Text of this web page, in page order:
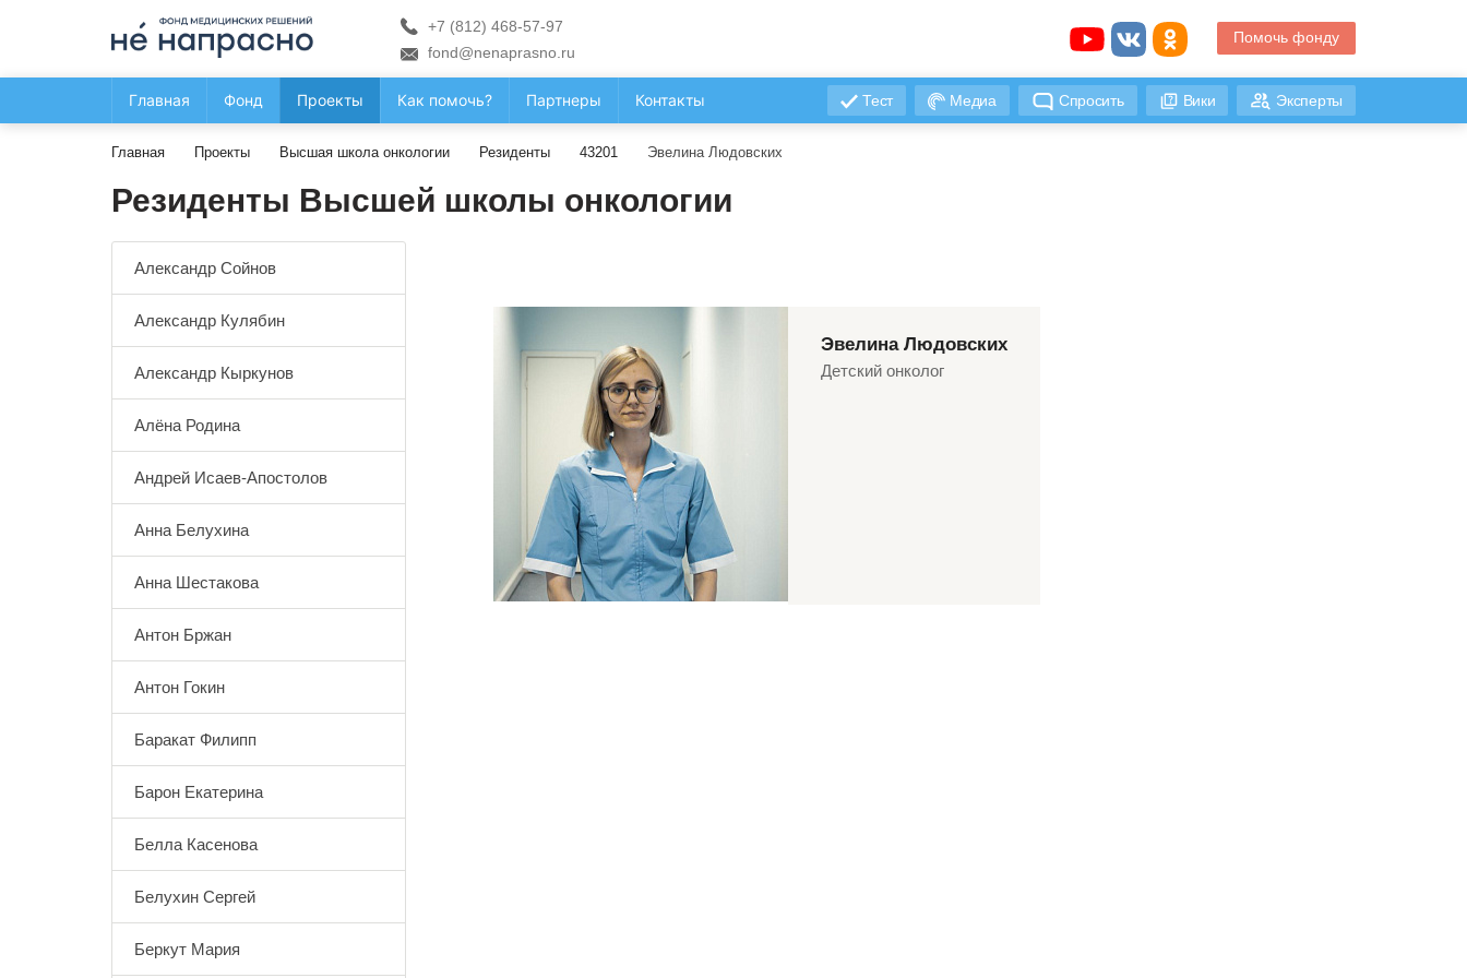
+7 (812) 468-57-97
fond@nenaprasno.ru
Помочь фонду
Главная Фонд Проекты Как помочь? Партнеры Контакты Тест Медиа Спросить Вики Эксперты
Главная Проекты Высшая школа онкологии Резиденты 43201 Эвелина Людовских
Резиденты Высшей школы онкологии
Александр Сойнов
Александр Кулябин
Александр Кыркунов
Алёна Родина
Андрей Исаев-Апостолов
Анна Белухина
Анна Шестакова
Антон Бржан
Антон Гокин
Баракат Филипп
Барон Екатерина
Белла Касенова
Белухин Сергей
Беркут Мария
Эвелина Людовских
Детский онколог